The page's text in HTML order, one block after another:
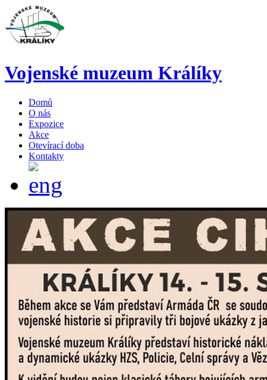
Vojenské muzeum Králíky
Domů
O nás
Expozice
Akce
Otevírací doba
Kontakty